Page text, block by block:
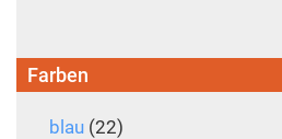
Farben
blau (22)